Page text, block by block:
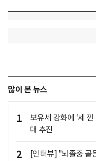
많이 본 뉴스
1
보유세 강화에 '세
대 추진
2
[인터뷰] "뇌졸중